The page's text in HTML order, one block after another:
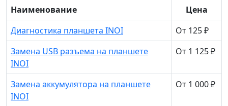
Наименование
Цена
Диагностика планшета INOI
От 125 ₽
Замена USB разъема на планшете
INOI
От 1 125 ₽
Замена аккумулятора на планшете
INOI
От 1 000 ₽